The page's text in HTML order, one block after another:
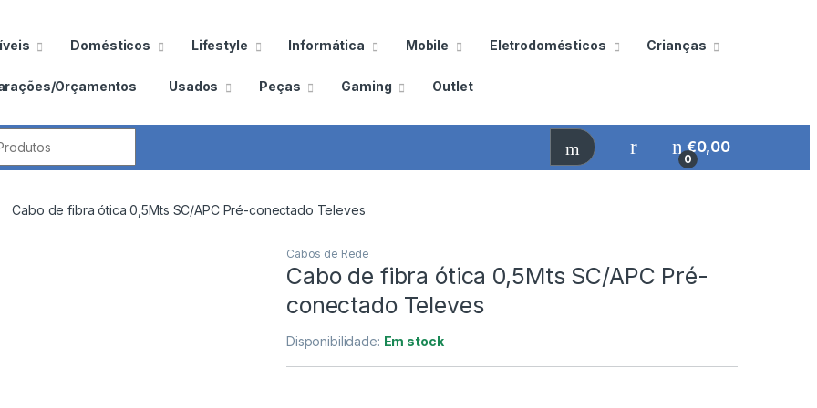
Domésticos Lifestyle Informática Mobile Eletrodomésticos Crianças
Orçamentos Usados Peças Gaming Outlet
0
€0,00
Cabo de fibra ótica 0,5Mts SC/APC Pré-conectado Televes
Cabos de Rede
Cabo de fibra ótica 0,5Mts SC/APC Pré-
conectado Televes
Disponibilidade: Em stock